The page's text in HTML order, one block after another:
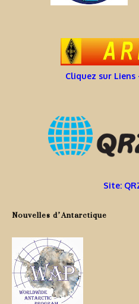
Cliquez sur Liens
Site:
Nouvelles d’Antarctique